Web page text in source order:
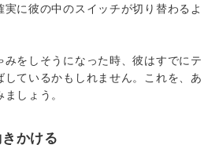
に彼の中のスイッチが切り替わるよ
をしそうになった時、彼はすでにテ
しているかもしれません。これを、あ
しょう。
かける